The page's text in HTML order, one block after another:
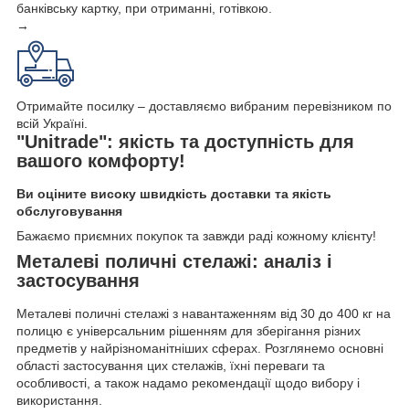
банківську картку, при отриманні, готівкою.
→
Отримайте посилку – доставляємо вибраним перевізником по
всій Україні.
"Unitrade": якість та доступність для
вашого комфорту!
Ви оціните високу швидкість доставки та якість
обслуговування
Бажаємо приємних покупок та завжди раді кожному клієнту!
Металеві поличні стелажі: аналіз і
застосування
Металеві поличні стелажі з навантаженням від 30 до 400 кг на
полицю є універсальним рішенням для зберігання різних
предметів у найрізноманітніших сферах. Розглянемо основні
області застосування цих стелажів, їхні переваги та
особливості, а також надамо рекомендації щодо вибору і
використання.